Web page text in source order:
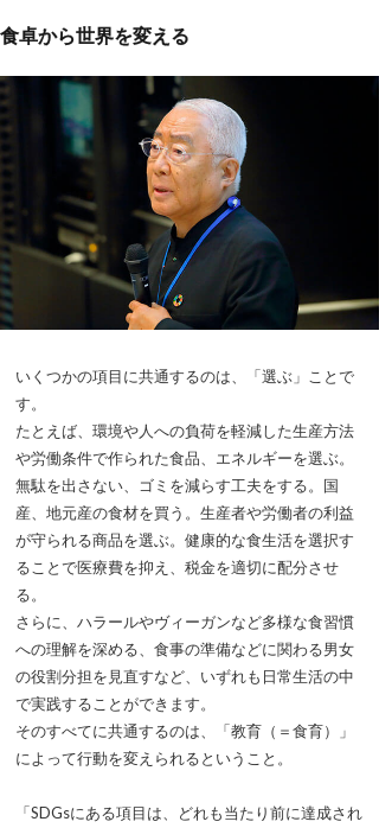
食卓から世界を変える
いくつかの項目に共通するのは、「選ぶ」ことで
す。
たとえば、環境や人への負荷を軽減した生産方法
や労働条件で作られた食品、エネルギーを選ぶ。
無駄を出さない、ゴミを減らす工夫をする。国
産、地元産の食材を買う。生産者や労働者の利益
が守られる商品を選ぶ。健康的な食生活を選択す
ることで医療費を抑え、税金を適切に配分させ
る。
さらに、ハラールやヴィーガンなど多様な食習慣
への理解を深める、食事の準備などに関わる男女
の役割分担を見直すなど、いずれも日常生活の中
で実践することができます。
そのすべてに共通するのは、「教育（＝食育）」
によって行動を変えられるということ。
「SDGsにある項目は、どれも当たり前に達成され